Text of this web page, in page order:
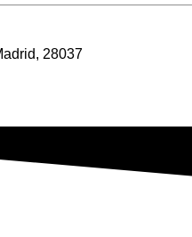
28037